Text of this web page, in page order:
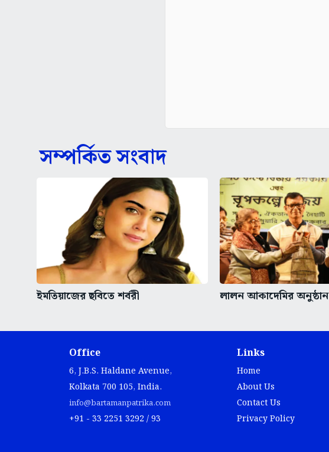
সম্পর্কিত সংবাদ
ইমতিয়াজের ছবিতে শর্বরী লালন আকাদেমির অনুষ্ঠান
Office
6, J.B.S. Haldane Avenue,
Kolkata 700 105, India.
info@bartamanpatrika.com
+91 - 33 2251 3292 / 93
Links
Home
About Us
Contact Us
Privacy Policy